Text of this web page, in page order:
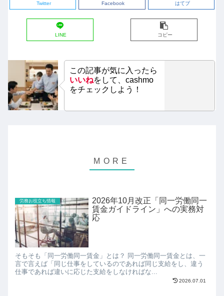
Twitter Facebook はてブ
LINE コピー
この記事が気に入ったら
いいねをして、cashmo
をチェックしよう！
労務お役立ち情報
2026年10月改正「同一労働同一
賃金ガイドライン」への実務対
応
そもそも「同一労働同一賃金」とは？ 同一労働同一賃金とは、一
言で言えば「同じ仕事をしているのであれば同じ支給をし、違う
仕事であれば違いに応じた支給をしなければな...
2026.07.01